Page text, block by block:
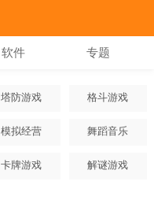
软件 专题
塔防游戏 格斗游戏
模拟经营 舞蹈音乐
卡牌游戏 解谜游戏